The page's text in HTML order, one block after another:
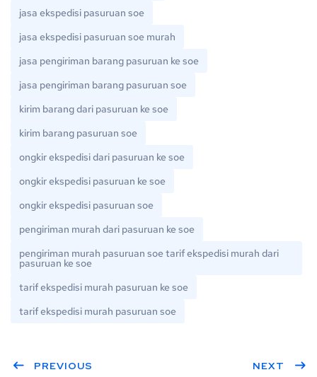
jasa ekspedisi pasuruan soe
jasa ekspedisi pasuruan soe murah
jasa pengiriman barang pasuruan ke soe
jasa pengiriman barang pasuruan soe
kirim barang dari pasuruan ke soe
kirim barang pasuruan soe
ongkir ekspedisi dari pasuruan ke soe
ongkir ekspedisi pasuruan ke soe
ongkir ekspedisi pasuruan soe
pengiriman murah dari pasuruan ke soe
pengiriman murah pasuruan soe tarif ekspedisi murah dari
pasuruan ke soe
tarif ekspedisi murah pasuruan ke soe
tarif ekspedisi murah pasuruan soe
PREVIOUS NEXT